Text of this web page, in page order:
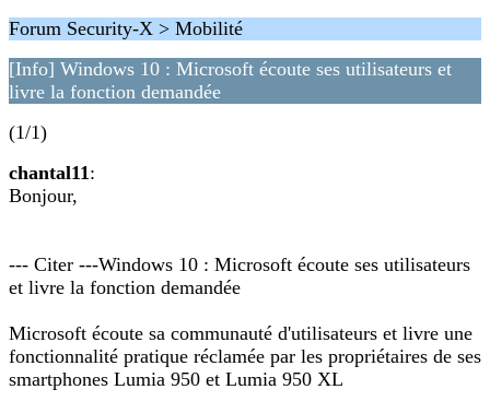
Forum Security-X > Mobilité
[Info] Windows 10 : Microsoft écoute ses utilisateurs et
livre la fonction demandée
(1/1)
chantal11:
Bonjour,
--- Citer ---Windows 10 : Microsoft écoute ses utilisateurs
et livre la fonction demandée
Microsoft écoute sa communauté d'utilisateurs et livre une
fonctionnalité pratique réclamée par les propriétaires de ses
smartphones Lumia 950 et Lumia 950 XL